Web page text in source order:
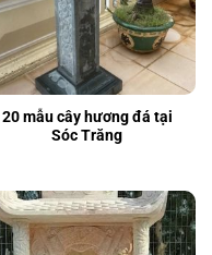
20 mẫu cây hương đá tại
Sóc Trăng